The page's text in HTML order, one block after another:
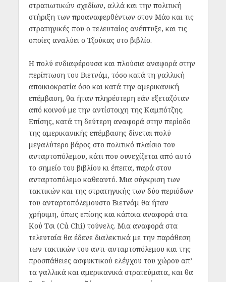
στρατιωτικών σχεδίων, αλλά και την πολιτική
στήριξη των προαναφερθέντων στον Μάο και τις
στρατηγικές που ο τελευταίος ανέπτυξε, και τις
οποίες αναλύει ο Τζούκας στο βιβλίο.
Η πολύ ενδιαφέρουσα και πλούσια αναφορά στην
περίπτωση του Βιετνάμ, τόσο κατά τη γαλλική
αποικιοκρατία όσο και κατά την αμερικανική
επέμβαση, θα ήταν πληρέστερη εάν εξεταζόταν
από κοινού με την αντίστοιχη της Καμπότζης.
Επίσης, κατά τη δεύτερη αναφορά στην περίοδο
της αμερικανικής επέμβασης δίνεται πολύ
μεγαλύτερο βάρος στο πολιτικό πλαίσιο του
ανταρτοπόλεμου, κάτι που συνεχίζεται από αυτό
το σημείο του βιβλίου κι έπειτα, παρά στον
ανταρτοπόλεμο καθεαυτό. Μια σύγκριση των
τακτικών και της στρατηγικής των δύο περιόδων
του ανταρτοπόλεμουστο Βιετνάμ θα ήταν
χρήσιμη, όπως επίσης και κάποια αναφορά στα
Κού Τσι (Củ Chi) τούνελς. Μια αναφορά στα
τελευταία θα έδενε διαλεκτικά με την παράθεση
των τακτικών του αντι-ανταρτοπόλεμου και της
προσπάθειες ασφυκτικού ελέγχου του χώρου απ’
τα γαλλικά και αμερικανικά στρατεύματα, και θα